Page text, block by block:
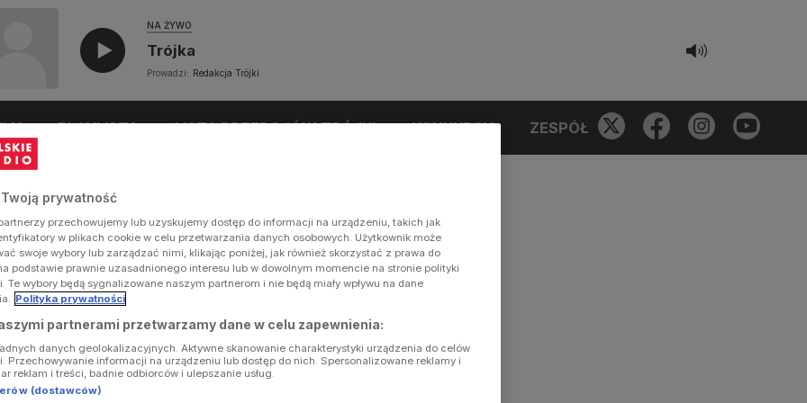
NA ŻYWO
Trójka
Prowadzi: Redakcja Trójki
PLAYLISTA LISTA PRZEBOJÓW TRÓJKI KONKURSY ZESPÓŁ
Twoją prywatność
przechowujemy lub uzyskujemy dostęp do informacji na urządzeniu, takich jak
w plikach cookie w celu przetwarzania danych osobowych. Użytkownik może
swoje wybory lub zarządzać nimi, klikając poniżej, jak również skorzystać z prawa do
podstawie prawnie uzasadnionego interesu lub w dowolnym momencie na stronie polityki
Te wybory będą sygnalizowane naszym partnerom i nie będą miały wpływu na dane
Polityka prywatności
partnerami przetwarzamy dane w celu zapewnienia:
danych geolokalizacyjnych. Aktywne skanowanie charakterystyki urządzenia do celów
Przechowywanie informacji na urządzeniu lub dostęp do nich. Spersonalizowane reklamy i
reklam i treści, badnie odbiorców i ulepszanie usług.
(dostawców)